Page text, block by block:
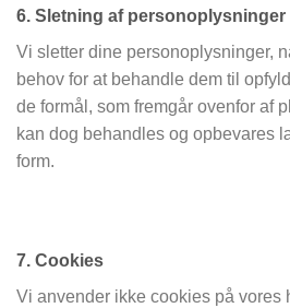
6. Sletning af personoplysninger
Vi sletter dine personoplysninger,
behov for at behandle dem til
de formål, som fremgår ovenfor af
kan dog behandles og opbevares
form.
7. Cookies
Vi anvender ikke cookies på vores